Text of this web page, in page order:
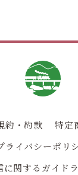
約・約款
特定
ライバシーポリ
に関するガイド